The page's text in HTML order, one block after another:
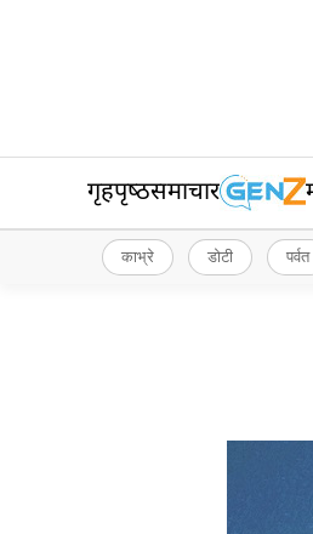
गृहपृष्‍ठसमाचार
काभ्रे डोटी पर्वत